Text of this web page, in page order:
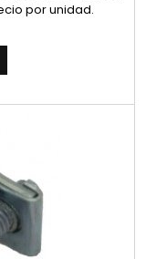
por unidad.